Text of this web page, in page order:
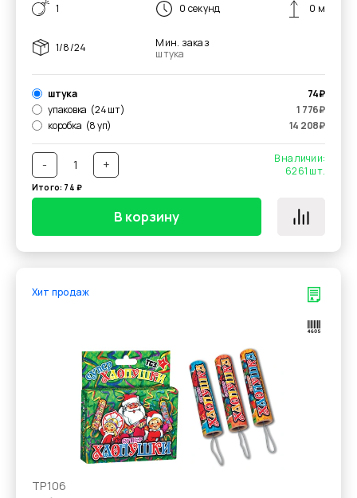
1 0 секунд 0 м
1/8/24
Мин. заказ
штука
штука 74₽
упаковка (24 шт) 1 776₽
коробка (8 уп) 14 208₽
- +
В наличии:
6261 шт.
Итого: 74 ₽
В корзину
Хит продаж
ТР106